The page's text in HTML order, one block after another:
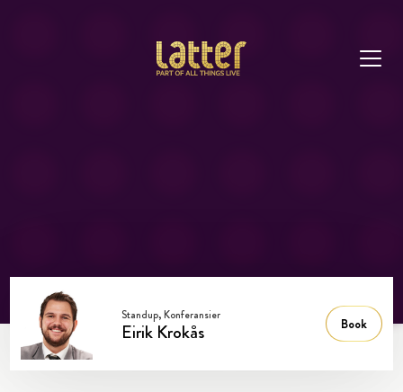
Standup, Konferansier
Eirik Krokås Book